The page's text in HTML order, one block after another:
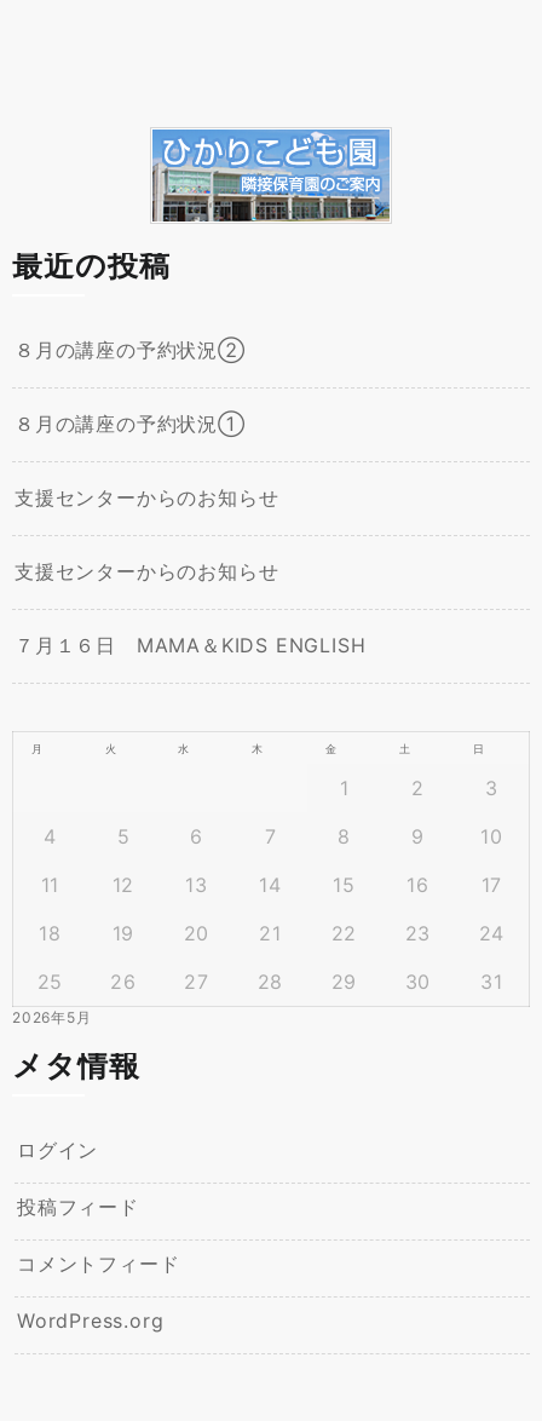
最近の投稿
８月の講座の予約状況②
８月の講座の予約状況①
支援センターからのお知らせ
支援センターからのお知らせ
７月１６日 MAMA＆KIDS ENGLISH
2026年5月
月 火 水 木 金 土 日
1 2
3
4
5 6 7 8 9
10
11
12 13 14 15 16
17
18
19 20 21 22 23
24
25
26 27 28 29 30 31
メタ情報
ログイン
投稿フィード
コメントフィード
WordPress.org